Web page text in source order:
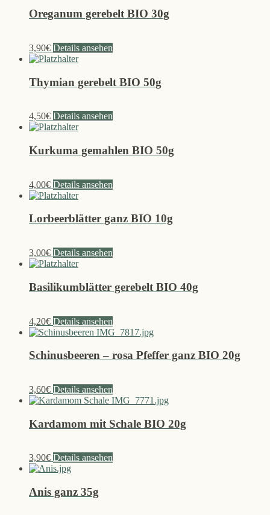
Oreganum gerebelt BIO 30g
3,90€ Details ansehen
Thymian gerebelt BIO 50g
4,50€ Details ansehen
Kurkuma gemahlen BIO 50g
4,00€ Details ansehen
Lorbeerblätter ganz BIO 10g
3,00€ Details ansehen
Basilikumblätter gerebelt BIO 40g
4,20€ Details ansehen
Schinusbeeren – rosa Pfeffer ganz BIO 20g
3,60€ Details ansehen
Kardamom mit Schale BIO 20g
3,90€ Details ansehen
Anis ganz 35g